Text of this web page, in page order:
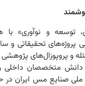
توسعه و نوآوری» با
پروژه‌های تحقیقاتی و
و پروپوزال‌های
دانش متخصصان داخلی
صنایع مس ایران